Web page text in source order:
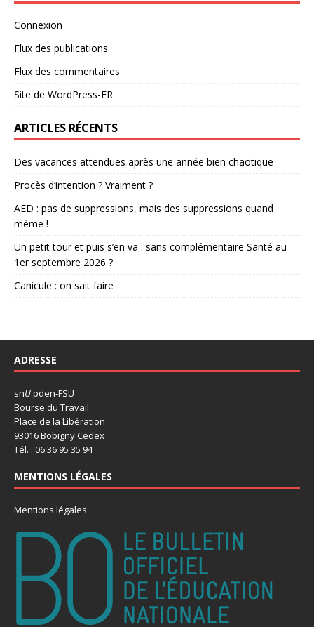
Connexion
Flux des publications
Flux des commentaires
Site de WordPress-FR
ARTICLES RÉCENTS
Des vacances attendues après une année bien chaotique
Procès d’intention ? Vraiment ?
AED : pas de suppressions, mais des suppressions quand
même !
Un petit tour et puis s’en va : sans complémentaire Santé au
1er septembre 2026 ?
Canicule : on sait faire
ADRESSE
snU.pden-FSU
Bourse du Travail
Place de la Libération
93016 Bobigny Cedex
Tél. : 06 36 95 35 94
MENTIONS LÉGALES
Mentions légales